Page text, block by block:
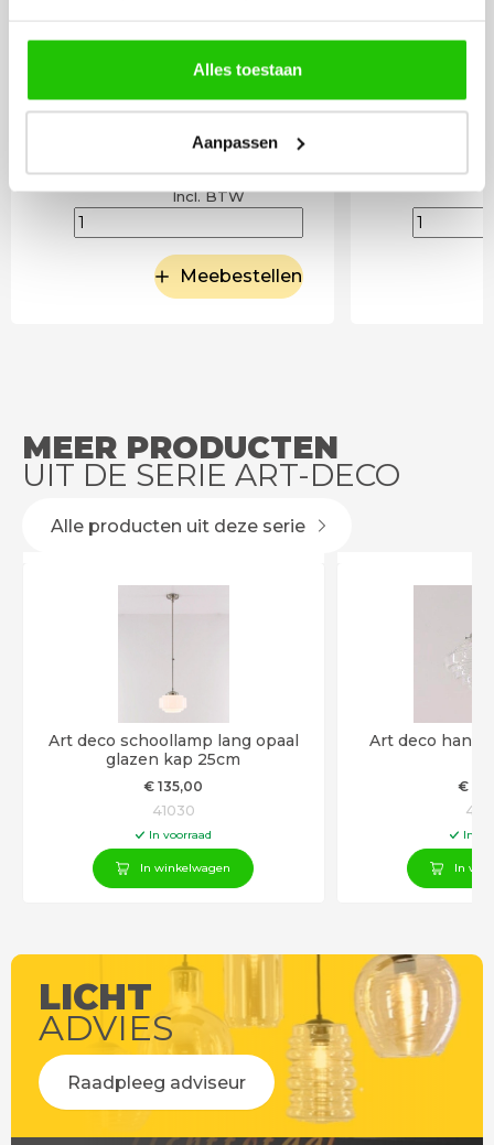
Alles toestaan
Aanpassen
9,95
Incl. BTW
Meebestellen
MEER PRODUCTEN
UIT DE SERIE ART-DECO
Alle producten uit deze serie
Art deco schoollamp lang opaal
glazen kap 25cm
€ 135,00
41030
In voorraad
In winkelwagen
Art deco
€
In
In
LICHT
ADVIES
Raadpleeg adviseur